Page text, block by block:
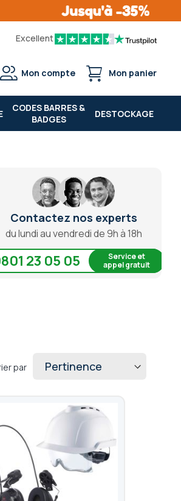
Excellent
Mon compte Mon panier
CODES BARRES &
BADGES
DESTOCKAGE
Contactez nos experts
du lundi au vendredi de 9h à 18h
23 05 05
Service et
appel gratuit
par